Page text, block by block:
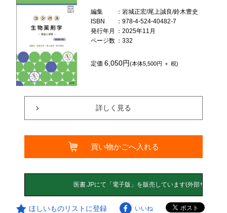
編集
：岩城正宏/尾上誠良/鈴木豊史
ISBN
：978-4-524-40482-7
発行年月
：2025年11月
ページ数 ：332
定価6,050円(本体5,500円 ＋ 税)
詳しく見る
買い物かごへ入れる
ほしいものリストに登録 いいね